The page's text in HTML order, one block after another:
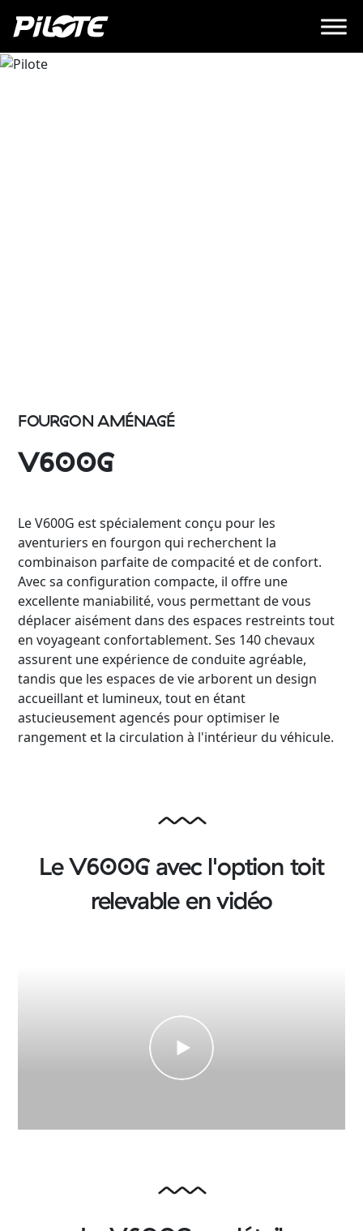
FOURGON AMÉNAGÉ
V600G
Le V600G est spécialement conçu pour les
aventuriers en fourgon qui recherchent la
combinaison parfaite de compacité et de confort.
Avec sa configuration compacte, il offre une
excellente maniabilité, vous permettant de vous
déplacer aisément dans des espaces restreints tout
en voyageant confortablement. Ses 140 chevaux
assurent une expérience de conduite agréable,
tandis que les espaces de vie arborent un design
accueillant et lumineux, tout en étant
astucieusement agencés pour optimiser le
rangement et la circulation à l'intérieur du véhicule.
Le V600G avec l'option toit
relevable en vidéo